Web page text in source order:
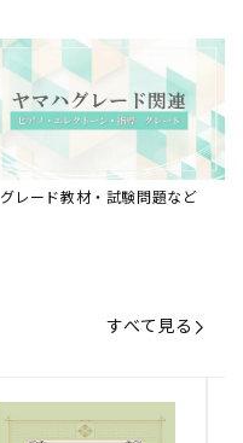
グレード教材・試験問題など
すべて見る